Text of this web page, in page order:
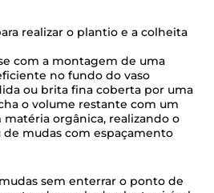
realizar o plantio e a colheita
com a montagem de uma
no fundo do vaso
ou brita fina coberta por uma
o volume restante com um
orgânica, realizando o
mudas com espaçamento
sem enterrar o ponto de